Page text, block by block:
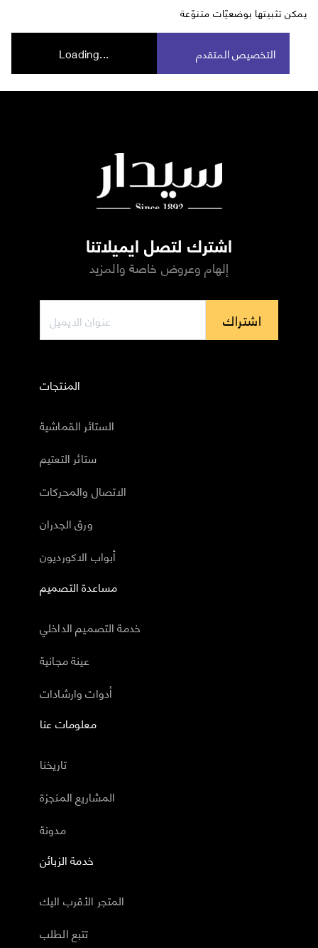
يمكن تثبيتها بوضعيّات متنوّعة
Loading... التخصيص المتقدم
اشترك لتصل ايميلاتنا
إلهام وعروض خاصة والمزيد
اشتراك
المنتجات
الستائر القماشية
ستائر التعتيم
الاتصال والمحركات
ورق الجدران
أبواب الاكورديون
مساعدة التصميم
خدمة التصميم الداخلي
عينة مجانية
أدوات وارشادات
معلومات عنا
تاريخنا
المشاريع المنجزة
مدونة
خدمة الزبائن
المتجر الأقرب اليك
تتبع الطلب